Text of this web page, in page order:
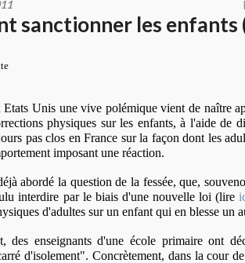
sanctionner les enfants
Unis une vive polémique vient de naître
physiques sur les enfants, à l'aide de
pas clos en France sur la façon dont les
imposant une réaction.
abordé la question de la fessée, que,
interdire par le biais d'une nouvelle loi (lire
d'adultes sur un enfant qui en blesse un
des enseignants d'une école primaire ont
d'isolement". Concrètement, dans la cour